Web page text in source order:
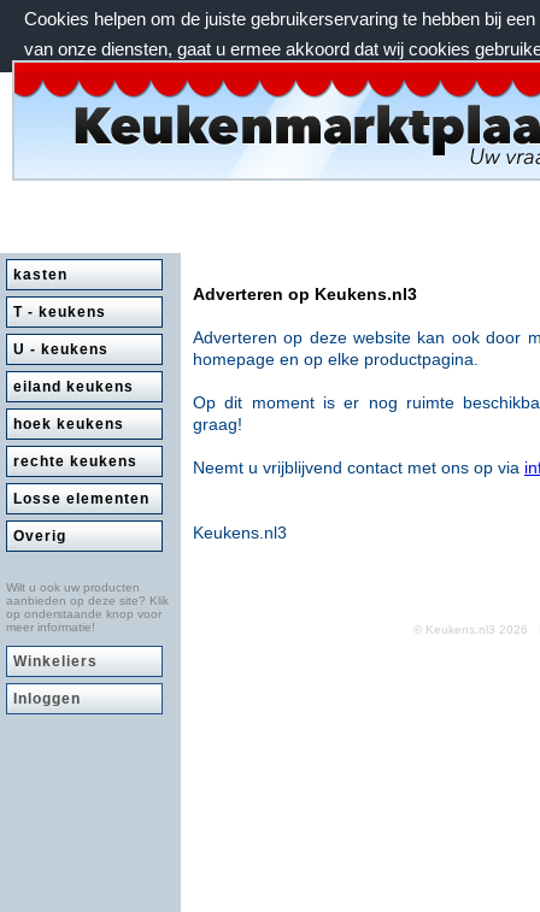
Cookies helpen om de juiste gebruikerservaring te hebben bij
van onze diensten, gaat u ermee akkoord dat wij cookies
zondag 9 augustus 2026, 09:03 uur
kasten
T - keukens
U - keukens
eiland keukens
hoek keukens
rechte keukens
Losse elementen
Overig
Wilt u ook uw producten
aanbieden op deze site? Klik
op onderstaande knop voor
meer informatie!
Winkeliers
Inloggen
Adverteren op Keukens.nl3
Adverteren op deze website kan ook door
homepage en op elke productpagina.
Op dit moment is er nog ruimte
graag!
Neemt u vrijblijvend contact met ons op via
Keukens.nl3
© Keukens.nl3